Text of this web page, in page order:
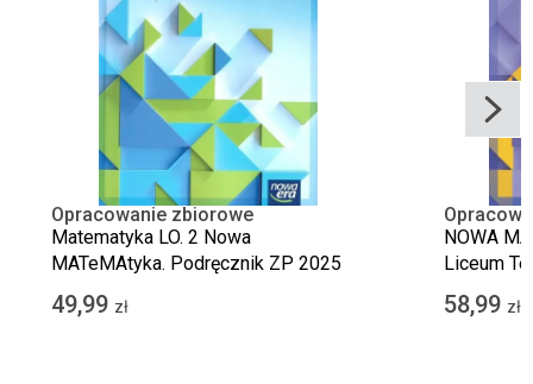
Opracowanie zbiorowe
Matematyka LO. 2 Nowa
MATeMAtyka. Podręcznik ZP 2025
49,99 zł
NOWA
Liceum
58,99 zł